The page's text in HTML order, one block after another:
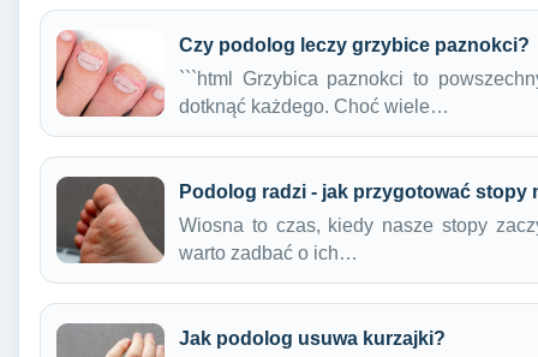
Czy podolog leczy grzybice paznokci?
```html Grzybica paznokci to
dotknąć każdego. Choć wiele…
Podolog radzi - jak przygotować stopy
Wiosna to czas, kiedy nasze stopy
warto zadbać o ich…
Jak podolog usuwa kurzajki?